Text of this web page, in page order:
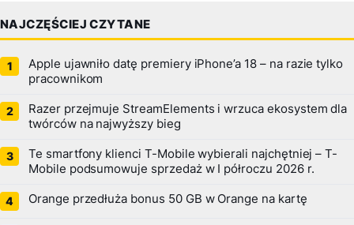
NAJCZĘŚCIEJ CZYTANE
Apple ujawniło datę premiery iPhone’a 18 – na razie tylko
pracownikom
Razer przejmuje StreamElements i wrzuca ekosystem dla
twórców na najwyższy bieg
Te smartfony klienci T-Mobile wybierali najchętniej – T-
Mobile podsumowuje sprzedaż w I półroczu 2026 r.
Orange przedłuża bonus 50 GB w Orange na kartę